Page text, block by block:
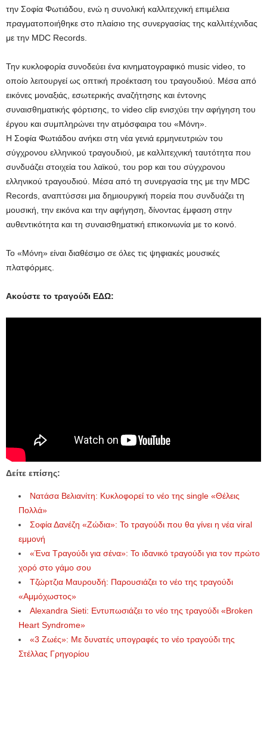
την Σοφία Φωτιάδου, ενώ η συνολική καλλιτεχνική επιμέλεια
πραγματοποιήθηκε στο πλαίσιο της συνεργασίας της καλλιτέχνιδας
με την MDC Records.
Την κυκλοφορία συνοδεύει ένα κινηματογραφικό music video, το
οποίο λειτουργεί ως οπτική προέκταση του τραγουδιού. Μέσα από
εικόνες μοναξιάς, εσωτερικής αναζήτησης και έντονης
συναισθηματικής φόρτισης, το video clip ενισχύει την αφήγηση του
έργου και συμπληρώνει την ατμόσφαιρα του «Μόνη».
Η Σοφία Φωτιάδου ανήκει στη νέα γενιά ερμηνευτριών του
σύγχρονου ελληνικού τραγουδιού, με καλλιτεχνική ταυτότητα που
συνδυάζει στοιχεία του λαϊκού, του pop και του σύγχρονου
ελληνικού τραγουδιού. Μέσα από τη συνεργασία της με την MDC
Records, αναπτύσσει μια δημιουργική πορεία που συνδυάζει τη
μουσική, την εικόνα και την αφήγηση, δίνοντας έμφαση στην
αυθεντικότητα και τη συναισθηματική επικοινωνία με το κοινό.
Το «Μόνη» είναι διαθέσιμο σε όλες τις ψηφιακές μουσικές
πλατφόρμες.
Ακούστε το τραγούδι ΕΔΩ:
Δείτε επίσης:
Νατάσα Βελιανίτη: Κυκλοφορεί το νέο της single «Θέλεις
Πολλά»
Σοφία Δανέζη «Ζώδια»: Το τραγούδι που θα γίνει η νέα viral
εμμονή
«Ένα Τραγούδι για σένα»: Το ιδανικό τραγούδι για τον πρώτο
χορό στο γάμο σου
Τζώρτζια Μαυρουδή: Παρουσιάζει το νέο της τραγούδι
«Αμμόχωστος»
Alexandra Sieti: Εντυπωσιάζει το νέο της τραγούδι «Broken
Heart Syndrome»
«3 Ζωές»: Με δυνατές υπογραφές το νέο τραγούδι της
Στέλλας Γρηγορίου